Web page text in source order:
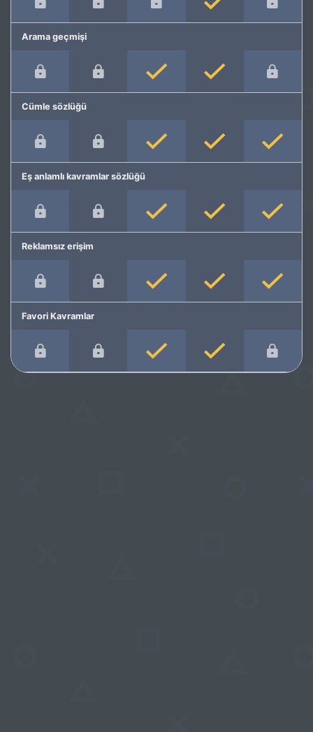
Arama geçmişi
Cümle sözlüğü
Eş anlamlı kavramlar sözlüğü
Reklamsız erişim
Favori Kavramlar